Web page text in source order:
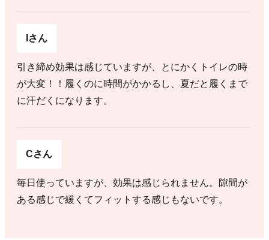
Iさん
引き締め効果は感じていますが、とにかくトイレの時
が大変！！履くのに時間がかかるし、夏だと履くまで
に汗だくになります。
Cさん
毎日使っていますが、効果は感じられません。隙間が
ある感じで緩くてフィットする感じもないです。